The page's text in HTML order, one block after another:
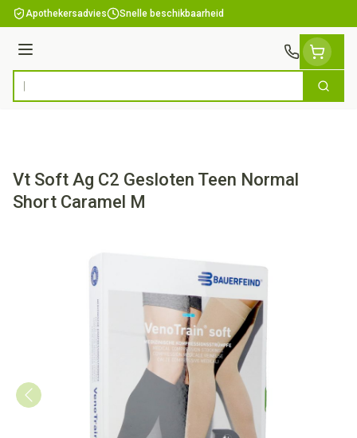
Ga naar de inhoud
Apothekersadvies Snelle beschikbaarheid
Menu
Product, merk, categorie... Zoek
Vt Soft Ag C2 Gesloten Teen Normal
Short Caramel M